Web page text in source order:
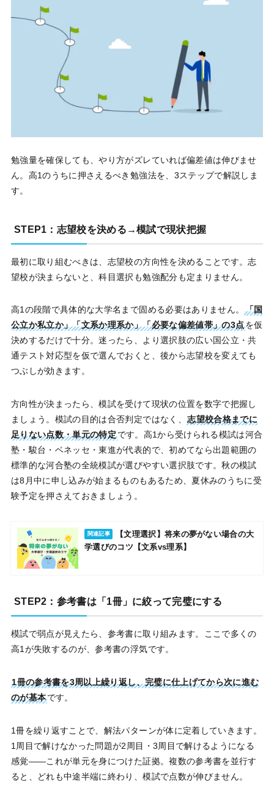
勉強量を確保しても、やり方がズレていれば偏差値は伸びませ
ん。高1のうちに押さえるべき勉強法を、3ステップで解説しま
す。
STEP1：志望校を決める→模試で現状把握
最初に取り組むべきは、志望校の方向性を決めることです。志
望校が決まらないと、科目選択も勉強配分も定まりません。
高1の段階で具体的な大学名まで固める必要はありません。「国
公立か私立か」「文系か理系か」「必要な偏差値帯」の3点を仮
決めするだけで十分。迷ったら、より選択肢の広い国公立・共
通テスト対応型を仮で選んでおくと、後から志望校を変えても
つぶしが効きます。
方向性が決まったら、模試を受けて現状の位置を数字で把握し
ましょう。模試の目的は合否判定ではなく、 志望校合格までに
足りない点数・単元の特定です。高1から受けられる模試は河合
塾・駿台・ベネッセ・東進が代表的で、初めてなら出題範囲の
標準的な河合塾の全統模試が選びやすい選択肢です。秋の模試
は8月中に申し込みが始まるものもあるため、夏休みのうちに受
験予定を押さえておきましょう。
関連記事
【文理選択】将来の夢がない場合の大
学選びのコツ【文系vs理系】
STEP2：参考書は「1冊」に絞って完璧にする
模試で弱点が見えたら、参考書に取り組みます。ここで多くの
高1が失敗するのが、参考書の浮気です。
1冊の参考書を3周以上繰り返し、完璧に仕上げてから次に進む
のが基本です。
1冊を繰り返すことで、解法パターンが体に定着していきます。
1周目で解けなかった問題が2周目・3周目で解けるようになる
感覚——これが単元を身につけた証拠。複数の参考書を並行す
ると、どれも中途半端に終わり、模試で点数が伸びません。